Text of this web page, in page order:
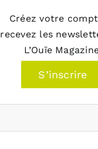
Créez votre
recevez les
L’Ouïe
S’inscrire